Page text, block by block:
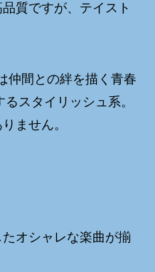
質ですが、テイスト
仲間との絆を描く青春
スタイリッシュ系。
ません。
オシャレな楽曲が揃